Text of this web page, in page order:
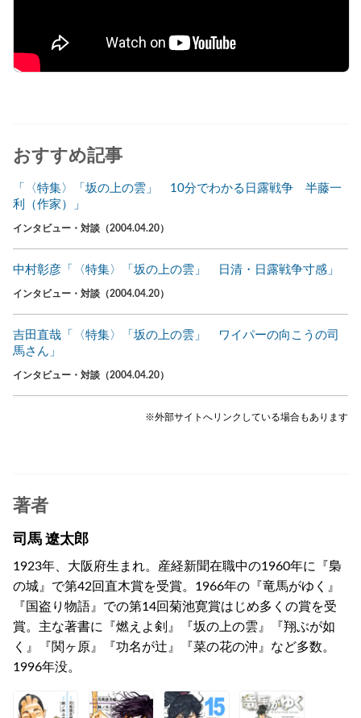
おすすめ記事
「〈特集〉「坂の上の雲」 10分でわかる日露戦争 半藤一
利（作家）」
インタビュー・対談（2004.04.20）
中村彰彦「〈特集〉「坂の上の雲」 日清・日露戦争寸感」
インタビュー・対談（2004.04.20）
吉田直哉「〈特集〉「坂の上の雲」 ワイパーの向こうの司
馬さん」
インタビュー・対談（2004.04.20）
※外部サイトへリンクしている場合もあります
著者
司馬 遼太郎
1923年、大阪府生まれ。産経新聞在職中の1960年に『梟
の城』で第42回直木賞を受賞。1966年の『竜馬がゆく』
『国盗り物語』での第14回菊池寛賞はじめ多くの賞を受
賞。主な著書に『燃えよ剣』『坂の上の雲』『翔ぶが如
く』『関ヶ原』『功名が辻』『菜の花の沖』など多数。
1996年没。